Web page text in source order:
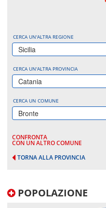
CERCA UN'ALTRA REGIONE
Sicilia
CERCA UN'ALTRA PROVINCIA
Catania
CERCA UN COMUNE
Bronte
CONFRONTA
CON UN ALTRO COMUNE
TORNA ALLA PROVINCIA
POPOLAZIONE